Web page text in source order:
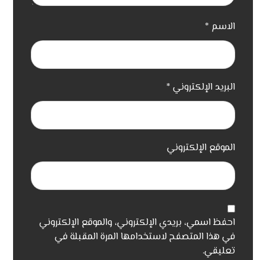
الاسم *
البريد الإلكتروني *
الموقع الإلكتروني
احفظ اسمي، بريدي الإلكتروني، والموقع الإلكتروني
في هذا المتصفح لاستخدامها المرة المقبلة في
تعليقي.